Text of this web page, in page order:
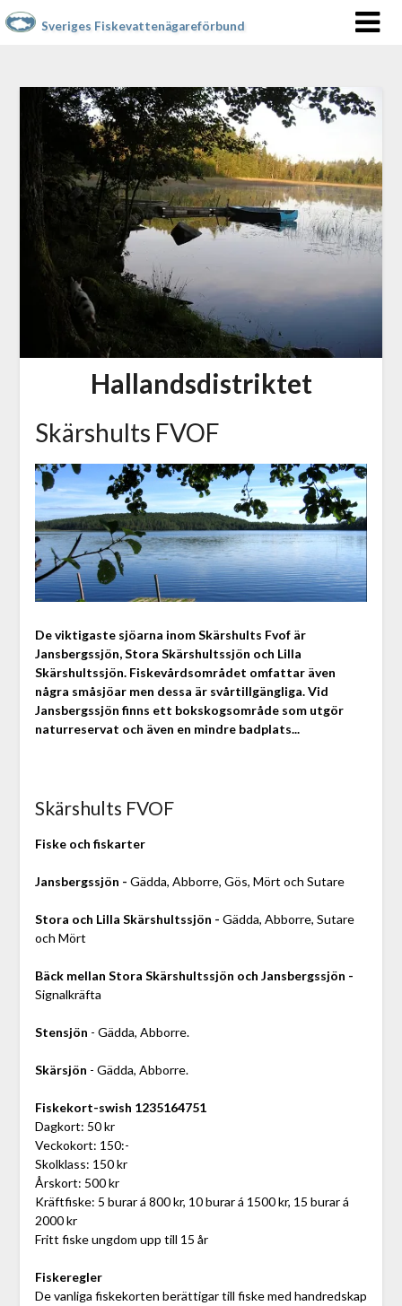
Sveriges Fiskevattenägareförbund
Hallandsdistriktet
Skärshults FVOF
De viktigaste sjöarna inom Skärshults Fvof är
Jansbergssjön, Stora Skärshultssjön och Lilla
Skärshultssjön. Fiskevårdsområdet omfattar även
några småsjöar men dessa är svårtillgängliga. Vid
Jansbergssjön finns ett bokskogsområde som utgör
naturreservat och även en mindre badplats...
Skärshults FVOF
Fiske och fiskarter
Jansbergssjön - Gädda, Abborre, Gös, Mört och Sutare
Stora och Lilla Skärshultssjön - Gädda, Abborre, Sutare
och Mört
Bäck mellan Stora Skärshultssjön och Jansbergssjön -
Signalkräfta
Stensjön - Gädda, Abborre.
Skärsjön - Gädda, Abborre.
Fiskekort-swish 1235164751
Dagkort: 50 kr
Veckokort: 150:-
Skolklass: 150 kr
Årskort: 500 kr
Kräftfiske: 5 burar á 800 kr, 10 burar á 1500 kr, 15 burar á
2000 kr
Fritt fiske ungdom upp till 15 år
Fiskeregler
De vanliga fiskekorten berättigar till fiske med handredskap